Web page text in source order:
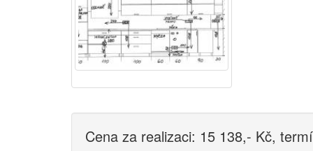
Cena za realizaci: 15 138,- Kč,